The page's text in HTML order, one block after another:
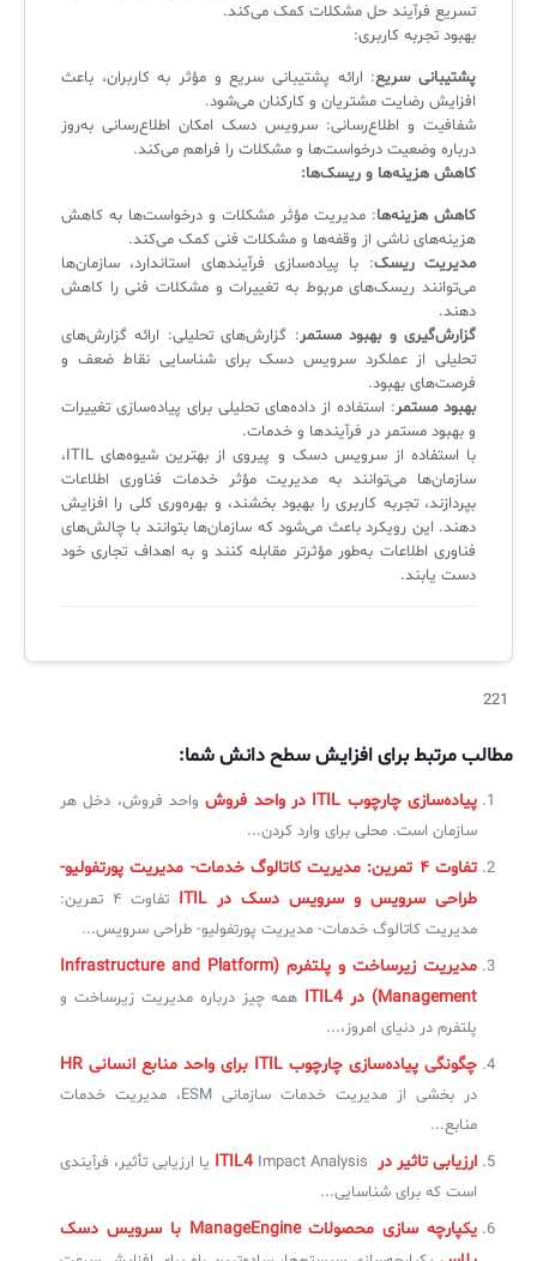
تسریع فرآیند حل مشکلات کمک می‌کند.
بهبود تجربه کاربری:
پشتیبانی سریع: ارائه پشتیبانی سریع و مؤثر به کاربران، باعث
افزایش رضایت مشتریان و کارکنان می‌شود.
شفافیت و اطلاع‌رسانی: سرویس دسک امکان اطلاع‌رسانی به‌روز
درباره وضعیت درخواست‌ها و مشکلات را فراهم می‌کند.
کاهش هزینه‌ها و ریسک‌ها:
کاهش هزینه‌ها: مدیریت مؤثر مشکلات و درخواست‌ها به کاهش
هزینه‌های ناشی از وقفه‌ها و مشکلات فنی کمک می‌کند.
مدیریت ریسک: با پیاده‌سازی فرآیندهای استاندارد، سازمان‌ها
می‌توانند ریسک‌های مربوط به تغییرات و مشکلات فنی را کاهش
دهند.
گزارش‌گیری و بهبود مستمر: گزارش‌های تحلیلی: ارائه گزارش‌های
تحلیلی از عملکرد سرویس دسک برای شناسایی نقاط ضعف و
فرصت‌های بهبود.
بهبود مستمر: استفاده از داده‌های تحلیلی برای پیاده‌سازی تغییرات
و بهبود مستمر در فرآیندها و خدمات.
با استفاده از سرویس دسک و پیروی از بهترین شیوه‌های ITIL،
سازمان‌ها می‌توانند به مدیریت مؤثر خدمات فناوری اطلاعات
بپردازند، تجربه کاربری را بهبود بخشند، و بهره‌وری کلی را افزایش
دهند. این رویکرد باعث می‌شود که سازمان‌ها بتوانند با چالش‌های
فناوری اطلاعات به‌طور مؤثرتر مقابله کنند و به اهداف تجاری خود
دست یابند.
221
مطالب مرتبط برای افزایش سطح دانش شما:
پیاده‌سازی چارچوب ITIL در واحد فروش
واحد فروش، دخل هر
سازمان است. محلی برای وارد کردن...
تفاوت ۴ تمرین: مدیریت کاتالوگ خدمات- مدیریت پورتفولیو-
طراحی سرویس و سرویس دسک در ITIL
تفاوت ۴ تمرین:
مدیریت کاتالوگ خدمات- مدیریت پورتفولیو- طراحی سرویس...
مدیریت زیرساخت و پلتفرم (Infrastructure and Platform
Management) در ITIL4
همه چیز درباره مدیریت زیرساخت و
پلتفرم در دنیای امروز،...
چگونگی پیاده‌سازی چارچوب ITIL‌ برای واحد منابع انسانی HR
در بخشی از مدیریت خدمات سازمانی ESM، مدیریت خدمات
منابع...
ارزیابی تاثیر در ITIL4
Impact Analysis یا ارزیابی تأثیر، فرآیندی
است که برای شناسایی...
یکپارچه سازی محصولات ManageEngine با سرویس دسک